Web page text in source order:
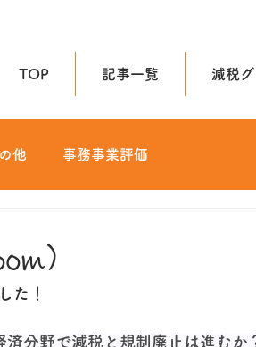
TOP 記事一覧 減税
他 事務事業評価
医療
た！
済分野で減税と規制廃止は進むか